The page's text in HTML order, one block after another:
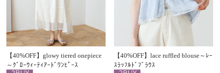
【40%OFF】glowy tiered onepiece
～ｸﾞﾛｰｳｨｰﾃｨｱｰﾄﾞﾜﾝﾋﾟｰｽ
【40%OFF】lace ruffled blouse～ﾚｰ
ｽﾗｯﾌﾙﾄﾞﾌﾞﾗｳｽ